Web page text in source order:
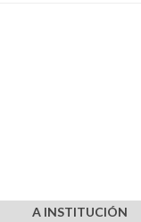
A INSTITUCIÓN